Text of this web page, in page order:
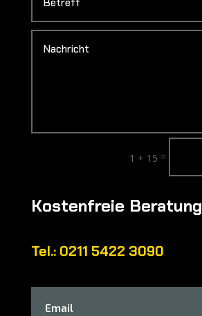
1 + 15 =
Kostenfreie Beratung
Tel.: 0211 5422 3090
Email